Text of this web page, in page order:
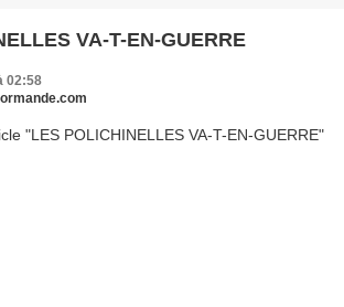
VA-T-EN-GUERRE
02:58